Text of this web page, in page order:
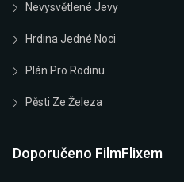
Nevysvětlené Jevy
Hrdina Jedné Noci
Plán Pro Rodinu
Pěsti Ze Železa
Doporučeno FilmFlixem